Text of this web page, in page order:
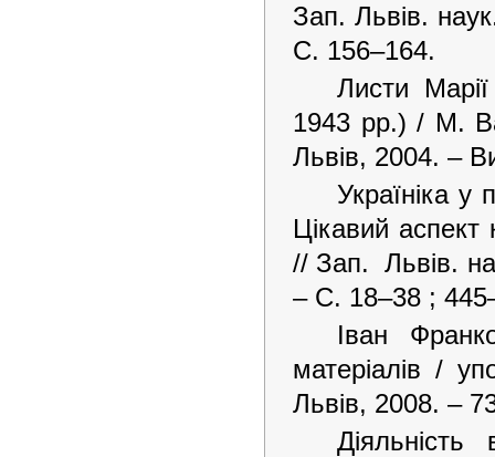
Зап. Львів.
С. 156–164.
Листи
1943 рр.) / М.
Львів, 2004. –
Україніка у
Цікавий
// Зап. Львів.
– С. 18–38 ;
Іван
матеріалів /
Львів, 2008. –
Діяльність